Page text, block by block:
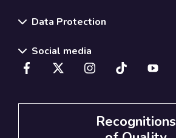
Data Protection
Social media
Recognitions